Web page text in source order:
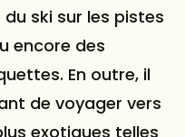
ski sur les pistes
encore des
En outre, il
de voyager vers
exotiques telles